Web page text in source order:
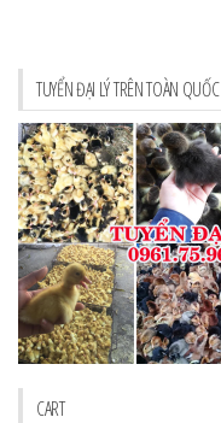
TUYỂN ĐẠI LÝ TRÊN TOÀN QUỐC
CART